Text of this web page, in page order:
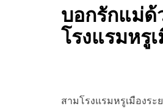
บอกรักแม่ด้
โรงแรมหรู
สามโรงแรมหรูเมืองร